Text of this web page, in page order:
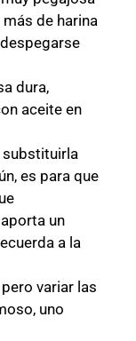
de harina
dura,
aceite en
substituirla
es para que
un
a la
variar las
uno